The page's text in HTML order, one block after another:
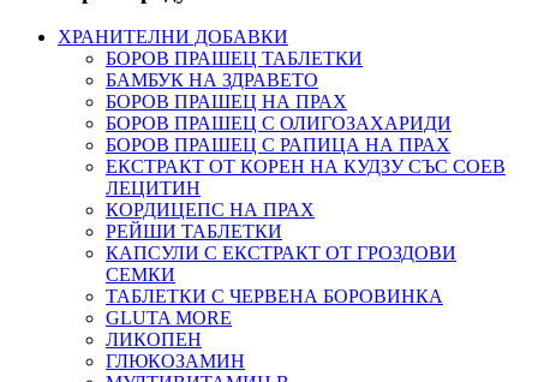
ХРАНИТЕЛНИ ДОБАВКИ
БОРОВ ПРАШЕЦ ТАБЛЕТКИ
БАМБУК НА ЗДРАВЕТО
БОРОВ ПРАШЕЦ НА ПРАХ
БОРОВ ПРАШЕЦ С ОЛИГОЗАХАРИДИ
БОРОВ ПРАШЕЦ С РАПИЦА НА ПРАХ
ЕКСТРАКТ ОТ КОРЕН НА КУДЗУ СЪС СОЕВ
ЛЕЦИТИН
КОРДИЦЕПС НА ПРАХ
РЕЙШИ ТАБЛЕТКИ
КАПСУЛИ С ЕКСТРАКТ ОТ ГРОЗДОВИ
СЕМКИ
ТАБЛЕТКИ С ЧЕРВЕНА БОРОВИНКА
GLUTA MORE
ЛИКОПЕН
ГЛЮКОЗАМИН